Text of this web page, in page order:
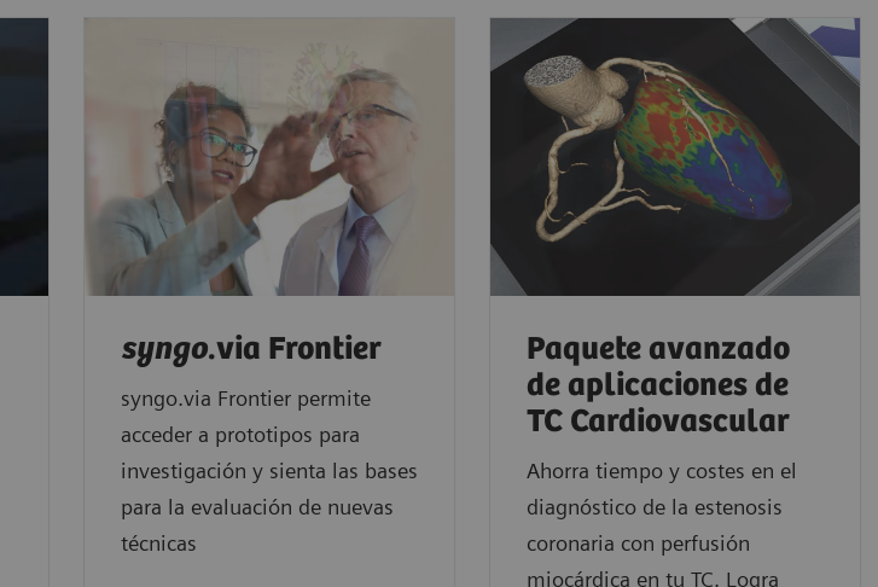
syngo.via Frontier
syngo.via Frontier permite
acceder a prototipos para
investigación y sienta las bases
para la evaluación de nuevas
técnicas
Paquete avanzado
de aplicaciones de
TC Cardiovascular
Ahorra tiempo y costes en el
diagnóstico de la estenosis
coronaria con perfusión
miocárdica en tu TC. Logra